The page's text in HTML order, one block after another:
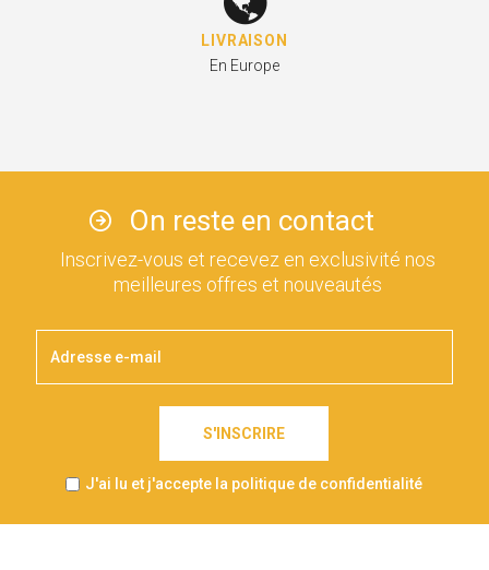
LIVRAISON
En Europe
On reste en contact
Inscrivez-vous et recevez en exclusivité nos
meilleures offres et nouveautés
S'INSCRIRE
J'ai lu et j'accepte la politique de confidentialité